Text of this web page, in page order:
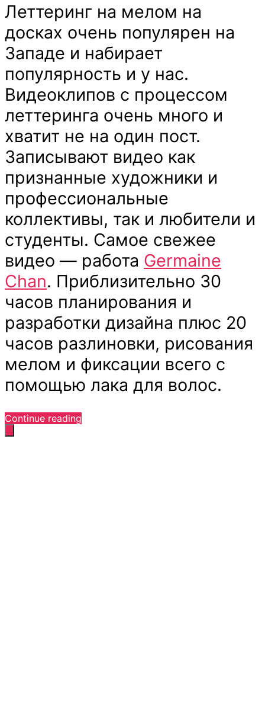
Леттеринг на мелом на
досках очень популярен на
Западе и набирает
популярность и у нас.
Видеоклипов с процессом
леттеринга очень много и
хватит не на один пост.
Записывают видео как
признанные художники и
профессиональные
коллективы, так и любители и
студенты. Самое свежее
видео — работа Germaine
Chan. Приблизительно 30
часов планирования и
разработки дизайна плюс 20
часов разлиновки, рисования
мелом и фиксации всего с
помощью лака для волос.
Continue reading